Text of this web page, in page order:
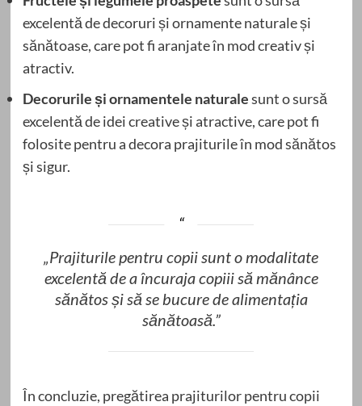
excelentă de decoruri și ornamente naturale și
sănătoase, care pot fi aranjate în mod creativ și
atractiv.
Decorurile și ornamentele naturalesunt o sursă
excelentă de idei creative și atractive, care pot fi
folosite pentru a decora prajiturile în mod sănătos
și sigur.
„Prajiturile pentru copii sunt o modalitate
excelentă de a încuraja copiii să mănânce
sănătos și să se bucure de alimentația
sănătoasă.”
În concluzie, pregătirea prajiturilor pentru copii